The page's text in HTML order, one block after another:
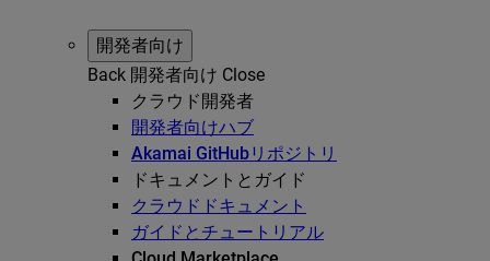
開発者向け
Back 開発者向け Close
クラウド開発者
開発者向けハブ
Akamai GitHubリポジトリ
ドキュメントとガイド
クラウドドキュメント
ガイドとチュートリアル